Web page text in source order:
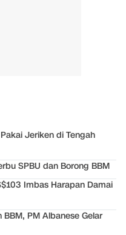
Jeriken di Tengah
SPBU dan Borong BBM
Imbas Harapan Damai
BBM, PM Albanese Gelar